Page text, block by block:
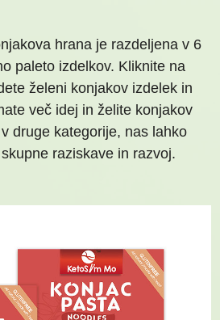
hrana je razdeljena v 6
paleto izdelkov. Kliknite na
želeni konjakov izdelek in
več idej in želite konjakov
druge kategorije, nas lahko
raziskave in razvoj.